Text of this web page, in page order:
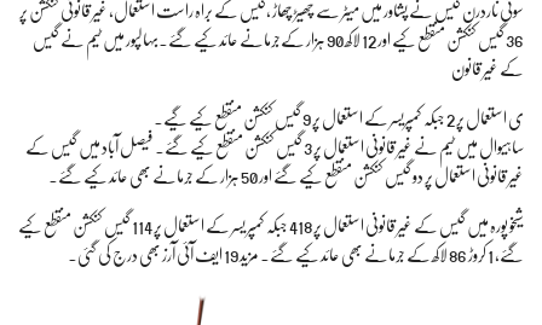
سوئی ناردرن گیس نے پشاور میں میٹر سے چھیڑ چھاڑ ،گیس کے براہ راست استعمال، غیر قانونی کنکشن پر
36 گیس کنکشن منقطع کیے اور 12 لاکھ 90 ہزار کےجرمانے عائد کیے گئے۔بہالپور میں ٹیم نے گیس
کے غیر قانون
ی استعمال پر 2 جبکہ کمپریسر کے استعمال پر 9 گیس کنکشن منقطع کیے گیے۔
ساہیوال میں ٹیم نے غیر قانونی استعمال پر 3 گیس کنکشن منقطع کیے گئے. فیصل آباد میں گیس کے
غیر قانونی استعمال پر دو گیس کنکشن منقطع کیے گئے اور 50 ہزار کے جرمانے بھی عائد کیے گئے۔
شیخو پورہ میں گیس کے غیر قانونی استعمال پر 418 جبکہ کمپر یسر کے استعمال پر 114 گیس کنکشن منقطع کیے
گئے، 1 کروڑ 86 لاکھ کے جرمانے بھی عائد کیے گئے۔ مزید 19 ایف آئی آرز بھی درج کی گئی۔